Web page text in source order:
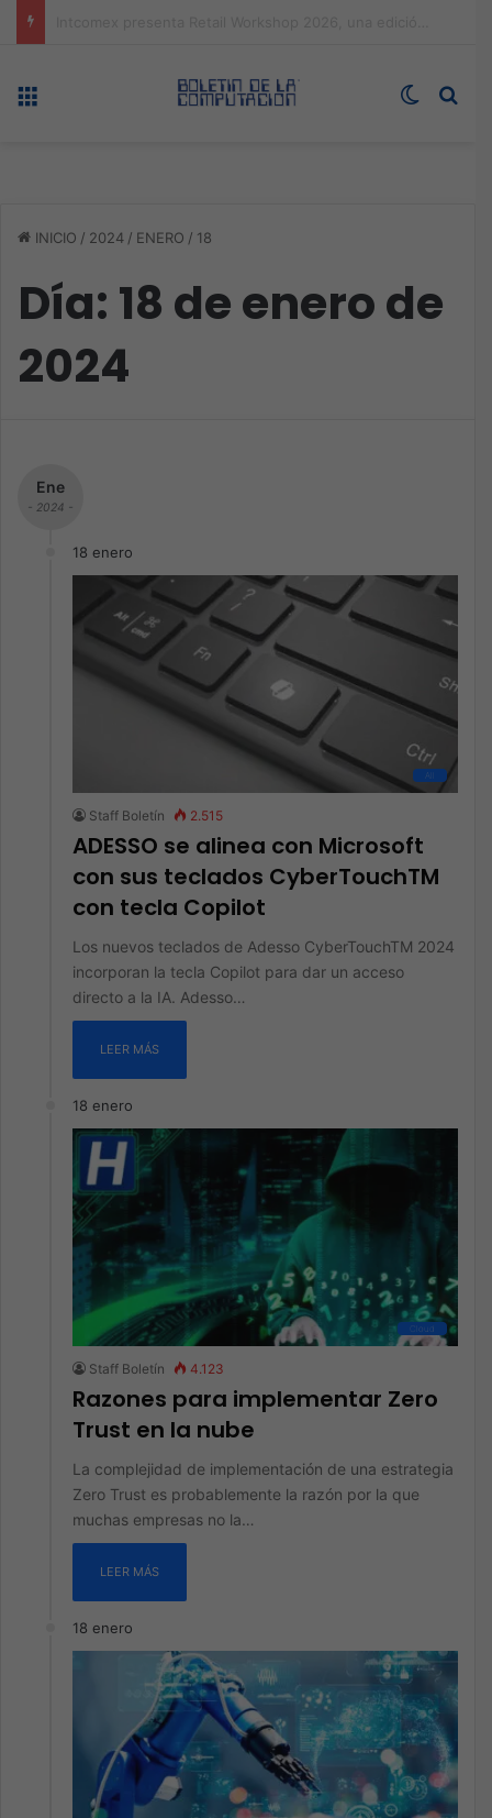
Switch
INICIO / 2024 / ENERO / 18
Día: 18 de enero de
2024
Ene
- 2024 -
18 enero
All
Staff Boletín 2.515
ADESSO se alinea con Microsoft
con sus teclados CyberTouchTM
con tecla Copilot
Los nuevos teclados de Adesso CyberTouchTM 2024
incorporan la tecla Copilot para dar un acceso
directo a la IA. Adesso…
LEER MÁS
18 enero
Cloud
Staff Boletín 4.123
Razones para implementar Zero
Trust en la nube
La complejidad de implementación de una estrategia
Zero Trust es probablemente la razón por la que
muchas empresas no la…
LEER MÁS
18 enero